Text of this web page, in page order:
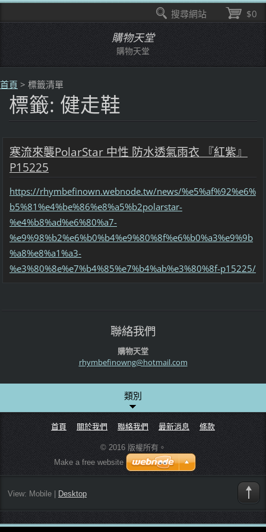
購物天堂
購物天堂
首頁 > 標籤清單
標籤: 健走鞋
寒流來襲PolarStar 中性 防水透氣雨衣 『紅紫』
P15225
https://rhymbefinown.webnode.tw/news/%e5%af%92%e6%
b5%81%e4%be%86%e8%a5%b2polarstar-
%e4%b8%ad%e6%80%a7-
%e9%98%b2%e6%b0%b4%e9%80%8f%e6%b0%a3%e9%9b
%a8%e8%a1%a3-
%e3%80%8e%e7%b4%85%e7%b4%ab%e3%80%8f-p15225/
聯絡我們
購物天堂
rhymbefinowng@hotmail.com
類別
首頁 關於我們 聯絡我們 最新消息 條款
© 2016 版權所有。
Make a free website
View: Mobile| Desktop
$0
搜尋網站